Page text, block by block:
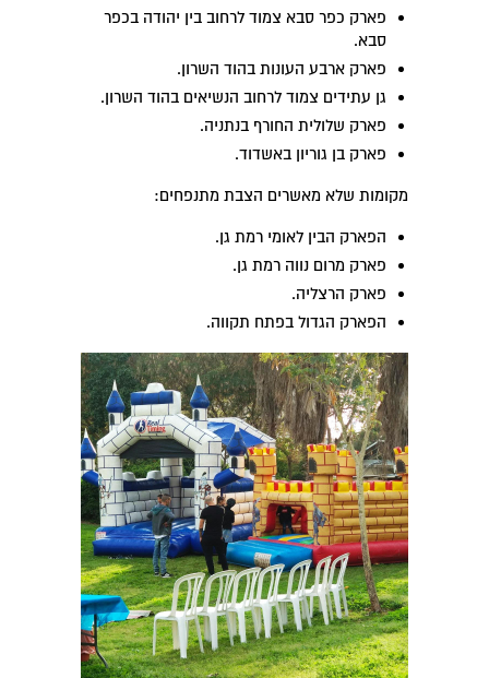
פארק כפר סבא צמוד לרחוב בין יהודה בכפר
סבא.
פארק ארבע העונות בהוד השרון.
גן עתידים צמוד לרחוב הנשיאים בהוד השרון.
פארק שלולית החורף בנתניה.
פארק בן גוריון באשדוד.
מקומות שלא מאשרים הצבת מתנפחים:
הפארק הבין לאומי רמת גן.
פארק מרום נווה רמת גן.
פארק הרצליה.
הפארק הגדול בפתח תקווה.